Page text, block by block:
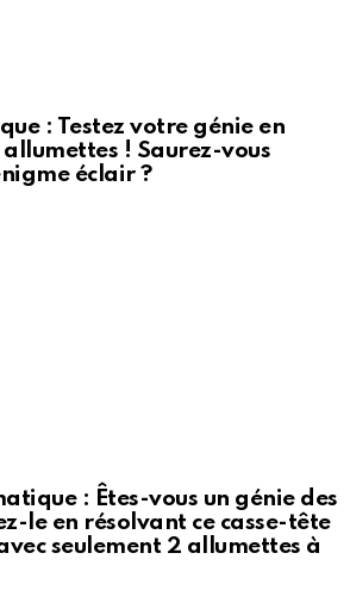
: Testez votre génie en
! Saurez-vous
éclair ?
: Êtes-vous un génie des
le en résolvant ce casse-tête
seulement 2 allumettes à